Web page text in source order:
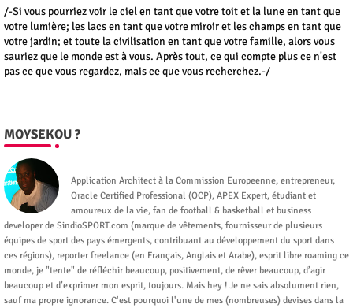
/-Si vous pourriez voir le ciel en tant que votre toit et la lune en tant que
votre lumière; les lacs en tant que votre miroir et les champs en tant que
votre jardin; et toute la civilisation en tant que votre famille, alors vous
sauriez que le monde est à vous. Après tout, ce qui compte plus ce n'est
pas ce que vous regardez, mais ce que vous recherchez.-/
MOYSEKOU ?
Application Architect à la Commission Europeenne, entrepreneur,
Oracle Certified Professional (OCP), APEX Expert, étudiant et
amoureux de la vie, fan de football & basketball et business
developer de SindioSPORT.com (marque de vêtements, fournisseur de plusieurs
équipes de sport des pays émergents, contribuant au développement du sport dans
ces régions), reporter freelance (en Français, Anglais et Arabe), esprit libre roaming ce
monde, je "tente" de réfléchir beaucoup, positivement, de rêver beaucoup, d’agir
beaucoup et d’exprimer mon esprit, toujours. Mais hey ! Je ne sais absolument rien,
sauf ma propre ignorance. C'est pourquoi l'une de mes (nombreuses) devises dans la